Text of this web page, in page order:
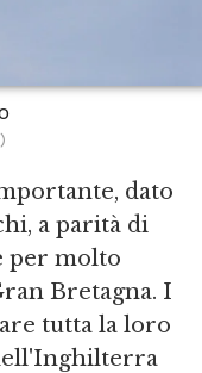
dato
a parità di
per molto
Bretagna. I
tutta la loro